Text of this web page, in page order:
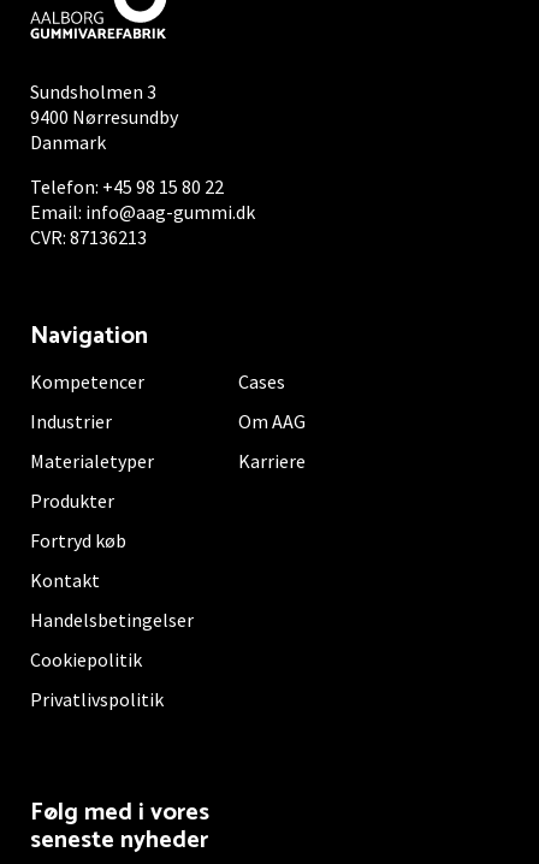
Sundsholmen 3
9400 Nørresundby
Danmark
Telefon: +45 98 15 80 22
Email: info@aag-gummi.dk
CVR: 87136213
Navigation
Kompetencer
Industrier
Materialetyper
Produkter
Fortryd køb
Cases
Om AAG
Karriere
Kontakt
Handelsbetingelser
Cookiepolitik
Privatlivspolitik
Følg med i vores
seneste nyheder